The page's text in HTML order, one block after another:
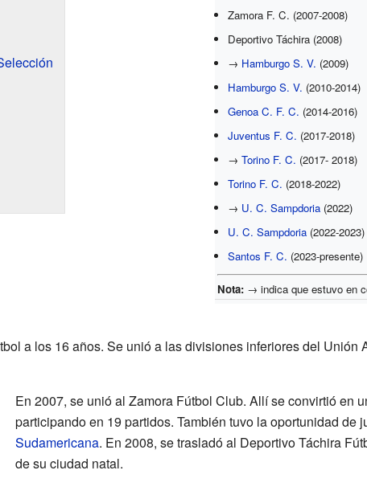
Zamora F. C. (2007-2008)
Deportivo Táchira (2008)
→ Hamburgo S. V. (2009)
Hamburgo S. V. (2010-2014)
Genoa C. F. C. (2014-2016)
Juventus F. C. (2017-2018)
→Torino F. C. (2017- 2018)
Torino F. C. (2018-2022)
→ U. C. Sampdoria (2022)
U. C. Sampdoria (2022-2023)
Santos F. C. (2023-presente)
Nota: → indica que estuvo en
a los 16 años. Se unió a las divisiones inferiores del Unión
En 2007, se unió al Zamora Fútbol Club. Allí se convirtió en
participando en 19 partidos. También tuvo la oportunidad de
Sudamericana. En 2008, se trasladó al Deportivo Táchira
de su ciudad natal.